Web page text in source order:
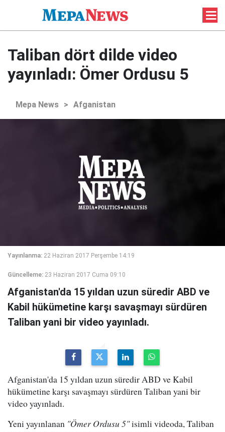
Taliban dört dilde video
yayınladı: Ömer Ordusu 5
Mepa News > Afganistan
Yayınlanma: 22 Haziran 2017 Perşembe 14:19
Güncelleme: 23 Haziran 2017 Cuma 09:10
Afganistan'da 15 yıldan uzun süredir ABD ve
Kabil hükümetine karşı savaşmayı sürdüren
Taliban yani bir video yayınladı.
Afganistan'da 15 yıldan uzun süredir ABD ve Kabil
hükümetine karşı savaşmayı sürdüren Taliban yani bir
video yayınladı.
Yeni yayınlanan "Ömer Ordusu 5"isimli videoda, Taliban